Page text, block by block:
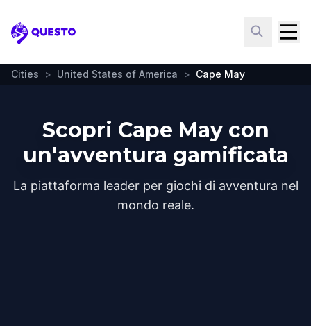
Questo
Cities > United States of America > Cape May
Scopri Cape May con
un'avventura gamificata
La piattaforma leader per giochi di avventura nel
mondo reale.